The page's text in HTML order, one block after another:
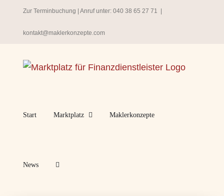
springen
Zur Terminbuchung | Anruf unter: 040 38 65 27 71
kontakt@maklerkonzepte.com
Start Marktplatz Maklerkonzepte
News